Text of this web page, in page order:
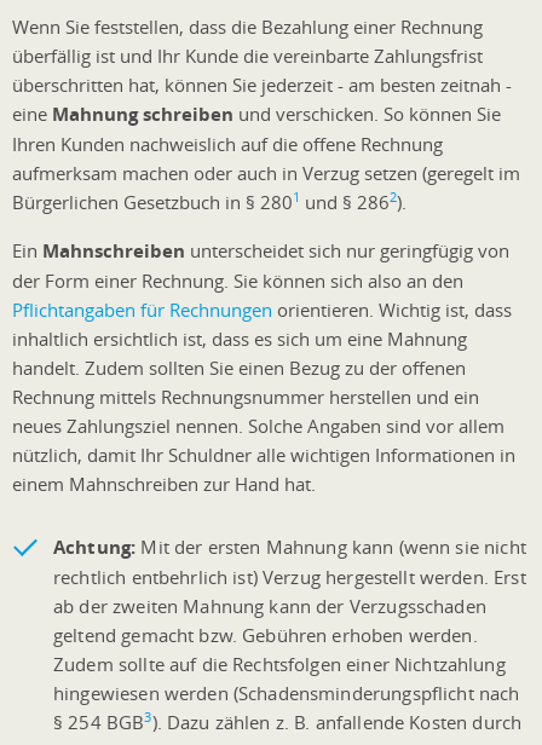
Wenn Sie feststellen, dass die Bezahlung einer Rechnung
überfällig ist und Ihr Kunde die vereinbarte Zahlungsfrist
überschritten hat, können Sie jederzeit - am besten zeitnah -
eine Mahnung schreiben und verschicken. So können Sie
Ihren Kunden nachweislich auf die offene Rechnung
aufmerksam machen oder auch in Verzug setzen (geregelt im
Bürgerlichen Gesetzbuch in § 2801 und § 286​​​​​​​2).
Ein Mahnschreiben unterscheidet sich nur geringfügig von
der Form einer Rechnung. Sie können sich also an den
Pflichtangaben für Rechnungen orientieren. Wichtig ist, dass
inhaltlich ersichtlich ist, dass es sich um eine Mahnung
handelt. Zudem sollten Sie einen Bezug zu der offenen
Rechnung mittels Rechnungsnummer herstellen und ein
neues Zahlungsziel nennen. Solche Angaben sind vor allem
nützlich, damit Ihr Schuldner alle wichtigen Informationen in
einem Mahnschreiben zur Hand hat.
Achtung: Mit der ersten Mahnung kann (wenn sie nicht
rechtlich entbehrlich ist) Verzug hergestellt werden. Erst
ab der zweiten Mahnung kann der Verzugsschaden
geltend gemacht bzw. Gebühren erhoben werden.
Zudem sollte auf die Rechtsfolgen einer Nichtzahlung
hingewiesen werden (Schadensminderungspflicht nach
§ 254 BGB3). Dazu zählen z. B. anfallende Kosten durch